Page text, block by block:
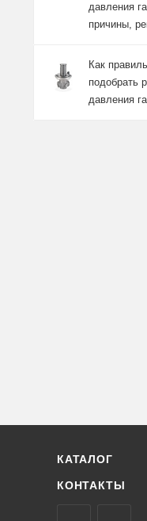
давления
причины,
Как
подобрать
давления
КАТАЛОГ
КОНТАКТЫ